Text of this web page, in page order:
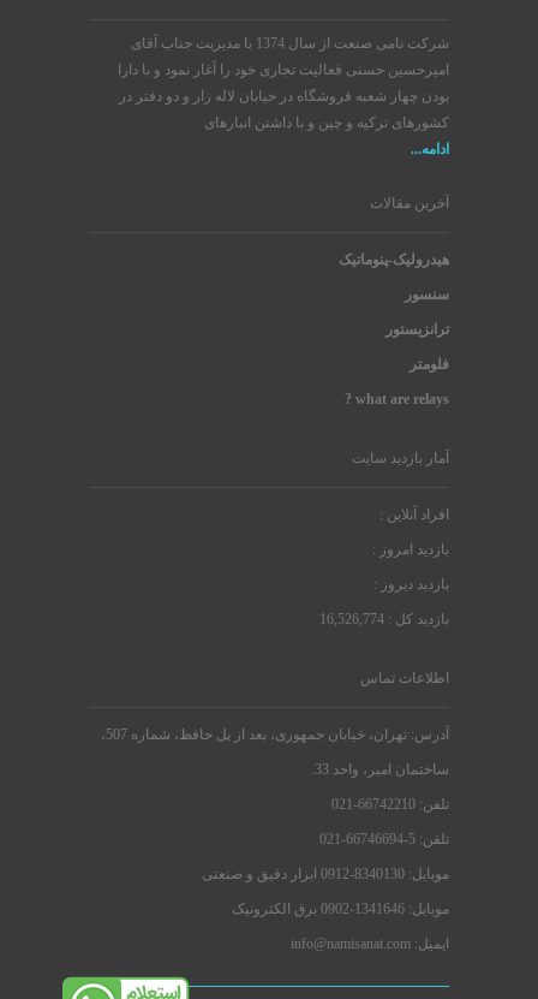
شرکت نامی صنعت از سال 1374 با مدیریت جناب آقای
امیرحسین حسنی فعالیت تجاری خود را آغار نمود و با دارا
بودن چهار شعبه فروشگاه در خیابان لاله زار و دو دفتر در
کشورهای ترکیه و چین و با داشتن انبارهای
ادامه...
آخرین مقالات
هیدرولیک-پنوماتیک
سنسور
ترانزیستور
فلومتر
what are relays ?
آمار بازدید سایت
افراد آنلاین :
بازدید امروز :
بازدید دیروز :
بازدید کل : 16,526,774
اطلاعات تماس
آدرس: تهران، خیابان جمهوری، بعد از پل حافظ، شماره 507،
ساختمان امیر، واحد 33.
تلفن: 66742210-021
تلفن: 5-66746694-021
موبایل: 8340130-0912 ابزار دقیق و صنعتی
موبایل: 1341646-0902 برق الکترونیک
ایمیل: info@namisanat.com